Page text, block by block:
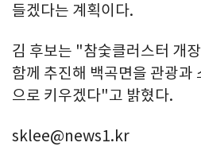
들겠다는 계획이다.
김 후보는 "참숯클러스터 개
함께 추진해 백곡면을 관광과
으로 키우겠다"고 밝혔다.
sklee@news1.kr